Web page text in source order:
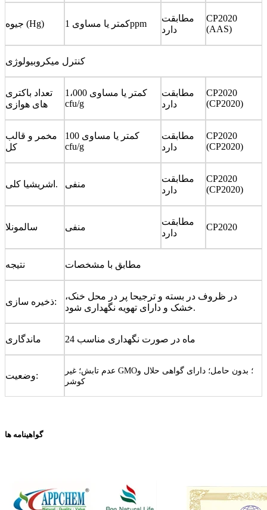
جیوه (Hg) کمتر یا مساوی 1ppm
مطابقت
دارد
CP2020
(AAS)
کنترل میکروبیولوژی
تعداد باکتری
های هوازی
کمتر یا مساوی 1،000
cfu/g
مطابقت
دارد
CP2020
(CP2020)
مخمر و قالب
کل
کمتر یا مساوی 100
cfu/g
مطابقت
دارد
CP2020
(CP2020)
اشریشیا کلی. منفی
مطابقت
دارد
CP2020
(CP2020)
سالمونلا منفی
مطابقت
دارد
CP2020
نتیجه مطابق با مشخصات
ذخیره سازی:
در ظروف در بسته و ترجیحا پر در محل خنک،
خشک و دارای تهویه نگهداری شود.
ماندگاری 24 ماه در صورت نگهداری مناسب
وضعیت:
عدم تابش؛ غیر GMO؛ بدون حامل؛ دارای گواهی حلال و
کوشر
گواهینامه ها